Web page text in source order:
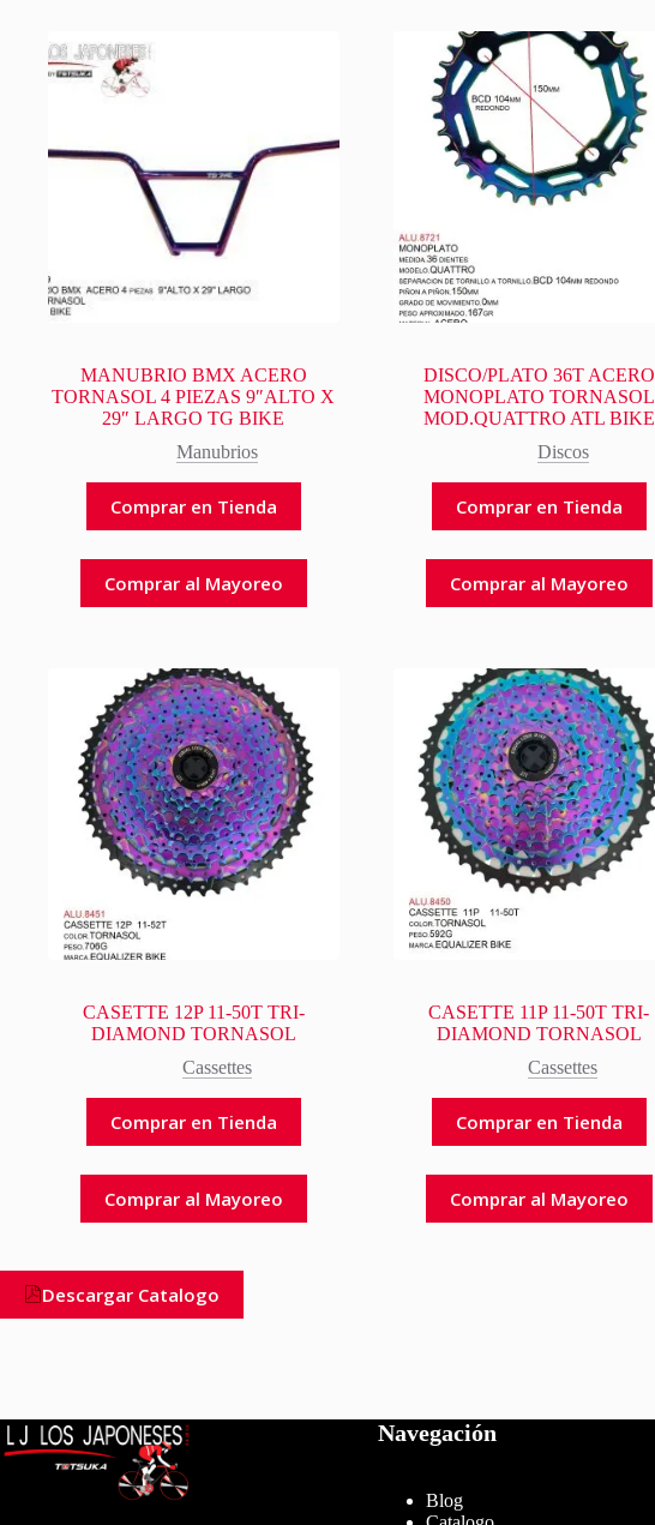
MANUBRIO BMX ACERO
TORNASOL 4 PIEZAS 9″ALTO X
29″ LARGO TG BIKE
Manubrios
Comprar en Tienda
Comprar al Mayoreo
DISCO/PLATO 36T ACERO
MONOPLATO TORNASOL
MOD.QUATTRO ATL BIKE
Discos
Comprar en Tienda
Comprar al Mayoreo
CASETTE 12P 11-50T TRI-
DIAMOND TORNASOL
Cassettes
Comprar en Tienda
Comprar al Mayoreo
CASETTE 11P 11-50T TRI-
DIAMOND TORNASOL
Cassettes
Comprar en Tienda
Comprar al Mayoreo
Descargar Catalogo
Navegación
Blog